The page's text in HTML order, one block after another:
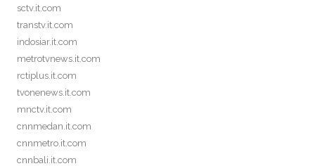
sctv.it.com
transtv.it.com
indosiar.it.com
metrotvnews.it.com
rctiplus.it.com
tvonenews.it.com
mnctv.it.com
cnnmedan.it.com
cnnmetro.it.com
cnnbali.it.com